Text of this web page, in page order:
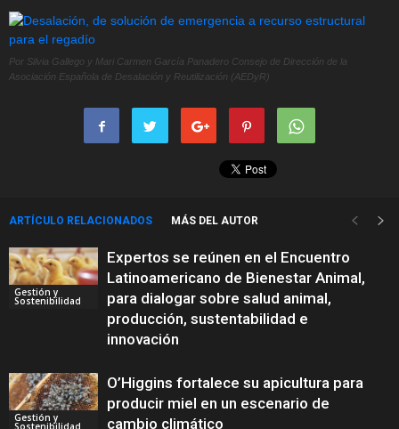
Por Silvia Gallego y Mari Carmen García Panadero Consejo de Dirección de la
Asociación Española de Desalación y Reutilización (AEDyR)
ARTÍCULO RELACIONADOS MÁS DEL AUTOR
Gestión y
Sostenibilidad
Expertos se reúnen en el Encuentro
Latinoamericano de Bienestar Animal,
para dialogar sobre salud animal,
producción, sustentabilidad e
innovación
Gestión y
Sostenibilidad
O’Higgins fortalece su apicultura para
producir miel en un escenario de
cambio climático